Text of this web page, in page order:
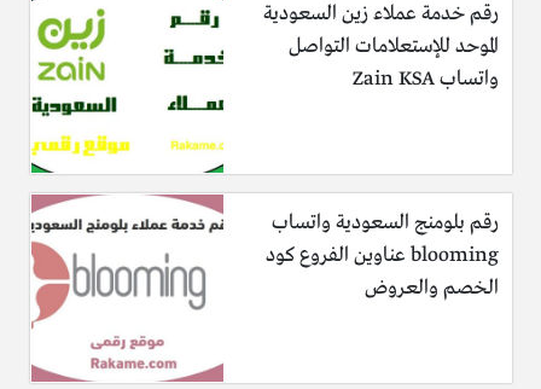
رقم خدمة عملاء زين السعودية
الموحد للإستعلامات التواصل
واتساب Zain KSA
رقم بلومنج السعودية واتساب
blooming عناوين الفروع كود
الخصم والعروض